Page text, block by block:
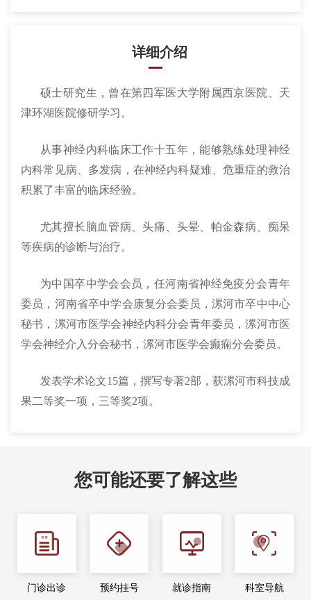
详细介绍
硕士研究生，曾在第四军医大学附属西京医院、天
津环湖医院修研学习。
从事神经内科临床工作十五年，能够熟练处理神经
内科常见病、多发病，在神经内科疑难、危重症的救治
积累了丰富的临床经验。
尤其擅长脑血管病、头痛、头晕、帕金森病、痴呆
等疾病的诊断与治疗。
为中国卒中学会会员，任河南省神经免疫分会青年
委员，河南省卒中学会康复分会委员，漯河市卒中中心
秘书，漯河市医学会神经内科分会青年委员，漯河市医
学会神经介入分会秘书，漯河市医学会癫痫分会委员。
发表学术论文15篇，撰写专著2部，获漯河市科技成
果二等奖一项，三等奖2项。
您可能还要了解这些
门诊出诊 预约挂号 就诊指南 科室导航